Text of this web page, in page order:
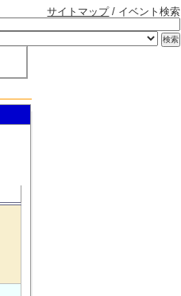
サイトマップ/ イベント検索